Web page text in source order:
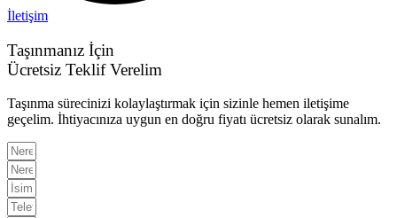
İletişim
Taşınmanız İçin
Ücretsiz Teklif Verelim
Taşınma sürecinizi kolaylaştırmak için sizinle hemen iletişime
geçelim. İhtiyacınıza uygun en doğru fiyatı ücretsiz olarak sunalım.